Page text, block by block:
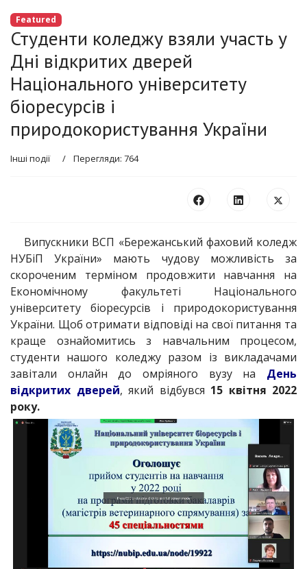
Featured
Студенти коледжу взяли участь у
Дні відкритих дверей
Національного університету
біоресурсів і
природокористування України
Інші події Перегляди: 764
Випускники ВСП «Бережанський фаховий коледж
НУБіП України» мають чудову можливість за
скороченим терміном продовжити навчання на
Економічному факультеті Національного
університету біоресурсів і природокористування
України. Щоб отримати відповіді на свої питання та
краще ознайомитись з навчальним процесом,
студенти нашого коледжу разом із викладачами
завітали онлайн до омріяного вузу на День
відкритих дверей, який відбувся 15 квітня 2022
року.